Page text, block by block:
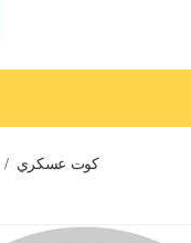
كوت عسكري